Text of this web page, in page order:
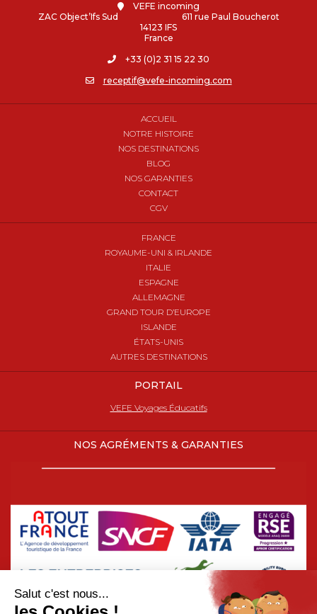
VEFE incoming
ZAC Object’Ifs Sud 611 rue Paul Boucherot
14123 IFS
France
+33 (0)2 31 15 22 30
receptif@vefe-incoming.com
ACCUEIL
NOTRE HISTOIRE
NOS DESTINATIONS
BLOG
NOS GARANTIES
CONTACT
CGV
FRANCE
ROYAUME-UNI & IRLANDE
ITALIE
ESPAGNE
ALLEMAGNE
GRAND TOUR D’EUROPE
ISLANDE
ÉTATS-UNIS
AUTRES DESTINATIONS
PORTAIL
VEFE Voyages Éducatifs
NOS AGRÉMENTS & GARANTIES